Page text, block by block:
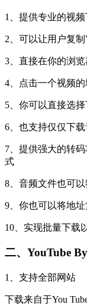
1、提供专业的视
2、可以让用户复
3、直接在你的浏
4、点击一个视频
5、你可以直接选
6、也支持仅仅下
7、提供强大的转
式
8、音频文件也可
9、你也可以将地
10、实现批量下载
二、YouTube
1、支持全部网站
下载来自于You